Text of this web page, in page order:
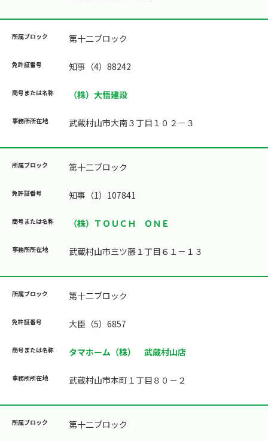
第十二ブロック
知事（4）88242
（株）大悟建設
武蔵村山市大南３丁目１０２－３
第十二ブロック
知事（1）107841
（株）ＴＯＵＣＨ ＯＮＥ
武蔵村山市三ツ藤１丁目６１－１３
第十二ブロック
大臣（5）6857
タマホーム（株） 武蔵村山店
武蔵村山市本町１丁目８０－２
第十二ブロック